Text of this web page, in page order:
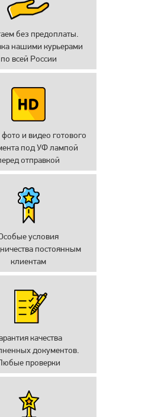
без предоплаты.
нашими курьерами
по всей России
и видео готового
под УФ лампой
отправкой
условия
постоянным
клиентам
качества
документов.
проверки